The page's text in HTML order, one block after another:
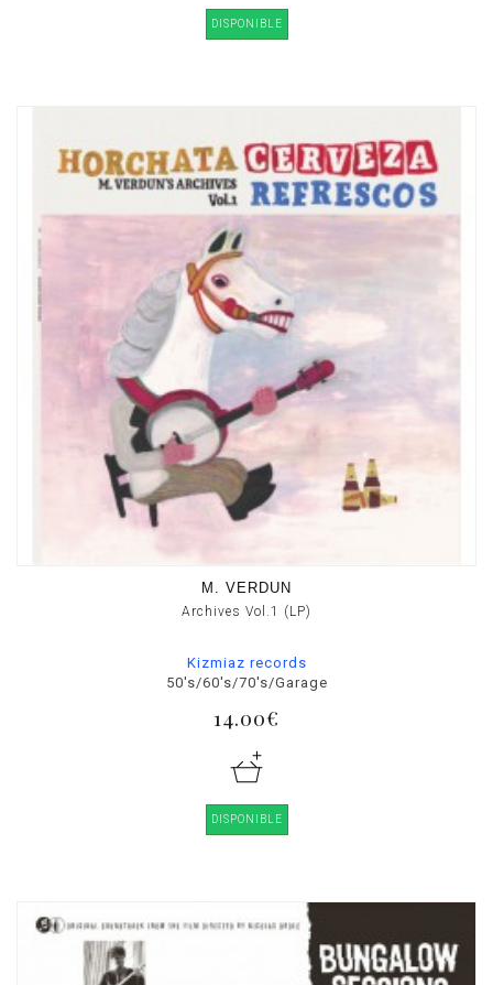
DISPONIBLE
M. VERDUN
Archives Vol.1 (LP)
Kizmiaz records
50's/60's/70's/Garage
14.00€
DISPONIBLE